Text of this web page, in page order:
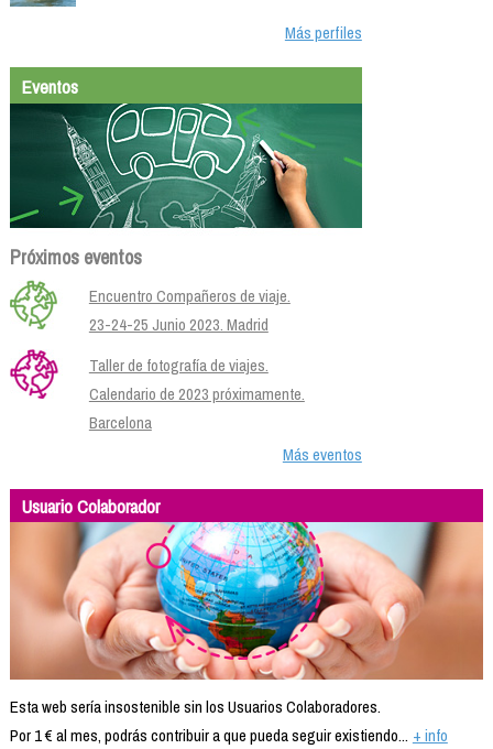
Más perfiles
Eventos
Próximos eventos
Encuentro Compañeros de viaje.
23-24-25 Junio 2023. Madrid
Taller de fotografía de viajes.
Calendario de 2023 próximamente.
Barcelona
Más eventos
Usuario Colaborador
Esta web sería insostenible sin los Usuarios Colaboradores.
Por 1 € al mes, podrás contribuir a que pueda seguir existiendo... + info